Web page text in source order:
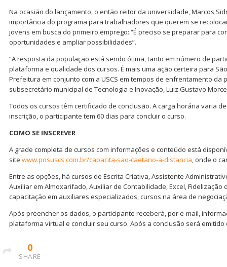
Na ocasião do lançamento, o então reitor da universidade, Marcos
importância do programa para trabalhadores que querem se
jovens em busca do primeiro emprego: “É preciso se preparar para
oportunidades e ampliar possibilidades”.
“A resposta da população está sendo ótima, tanto em número de
plataforma e qualidade dos cursos. É mais uma ação certeira para
Prefeitura em conjunto com a USCS em tempos de enfrentamento da
subsecretário municipal de Tecnologia e Inovação, Luiz Gustavo
Todos os cursos têm certificado de conclusão. A carga horária varia
inscrição, o participante tem 60 dias para concluir o curso.
COMO SE INSCREVER
A grade completa de cursos com informações e conteúdo está
site www.posuscs.com.br/capacita-sao-caetano-a-distancia, onde o
Entre as opções, há cursos de Escrita Criativa, Assistente
Auxiliar em Almoxarifado, Auxiliar de Contabilidade, Excel, Fidelização
capacitação em auxiliares especializados, cursos na área de
Após preencher os dados, o participante receberá, por e-mail,
plataforma virtual e concluir seu curso. Após a conclusão será emitido
0
SHARE